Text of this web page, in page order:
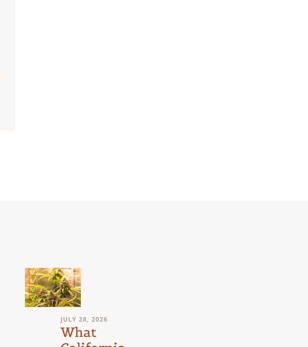
JULY 28, 2026
What